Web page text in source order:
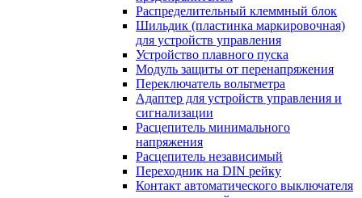
Распределительный клеммный блок
Шильдик (пластинка маркировочная)
для устройств управления
Устройство плавного пуска
Модуль защиты от перенапряжения
Переключатель вольтметра
Адаптер для устройств управления и
сигнализации
Расцепитель минимального
напряжения
Расцепитель независимый
Переходник на DIN рейку
Контакт автоматического выключателя